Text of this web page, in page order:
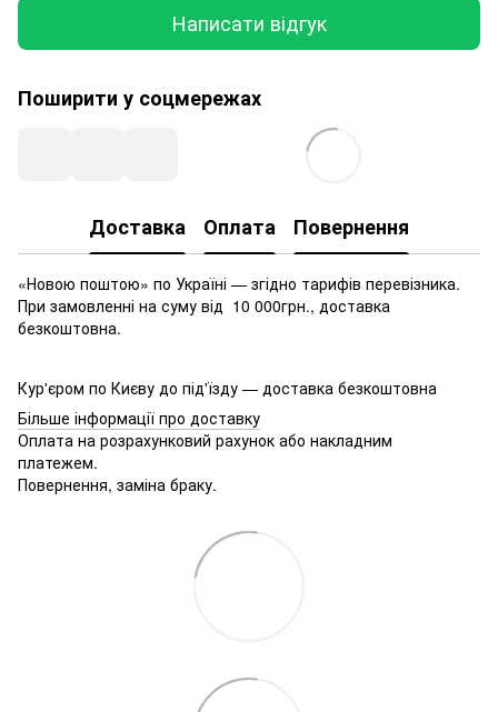
Написати відгук
Поширити у соцмережах
Доставка Оплата Повернення
«Новою поштою» по Україні — згідно тарифів перевізника.
При замовленні на суму від 10 000грн., доставка
безкоштовна.
Кур'єром по Києву до під'їзду — доставка безкоштовна
Більше інформації про доставку
Оплата на розрахунковий рахунок або накладним
платежем.
Повернення, заміна браку.